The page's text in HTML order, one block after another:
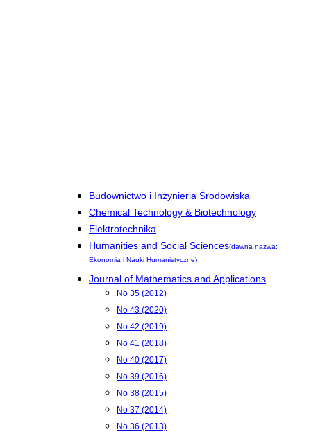
Budownictwo i Inżynieria Środowiska
Chemical Technology & Biotechnology
Elektrotechnika
Humanities and Social Sciences(dawna nazwa:
Ekonomia i Nauki Humanistyczne)
Journal of Mathematics and Applications
No 35 (2012)
No 43 (2020)
No 42 (2019)
No 41 (2018)
No 40 (2017)
No 39 (2016)
No 38 (2015)
No 37 (2014)
No 36 (2013)